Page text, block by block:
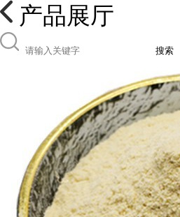
产品展厅
搜索